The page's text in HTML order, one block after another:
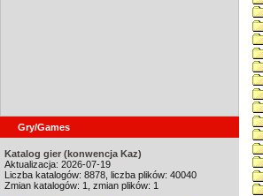
Gry/Games
Katalog gier (konwencja Kaz)
Aktualizacja: 2026-07-19
Liczba katalogów: 8878, liczba plików: 40040
Zmian katalogów: 1, zmian plików: 1